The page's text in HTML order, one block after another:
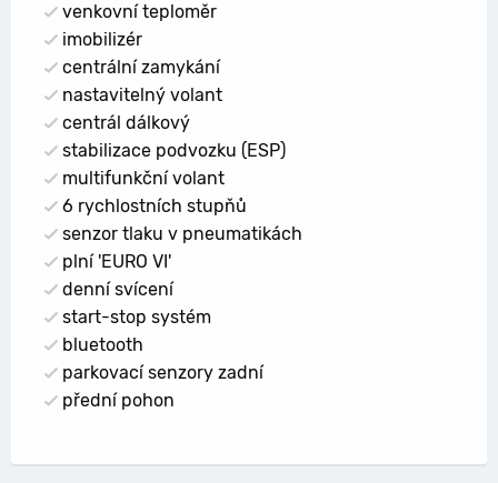
venkovní teploměr
imobilizér
centrální zamykání
nastavitelný volant
centrál dálkový
stabilizace podvozku (ESP)
multifunkční volant
6 rychlostních stupňů
senzor tlaku v pneumatikách
plní 'EURO VI'
denní svícení
start-stop systém
bluetooth
parkovací senzory zadní
přední pohon